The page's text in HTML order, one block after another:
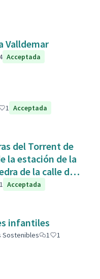
Valldemar
Acceptada
1 Acceptada
del Torrent de
la estación de la
de la calle de
1 Acceptada
infantiles
Sostenibles 1
1